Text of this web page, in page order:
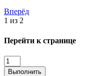
Вперёд
1 из 2
Перейти к странице
Выполнить